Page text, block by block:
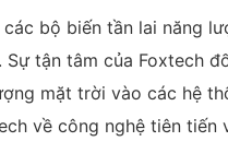
bộ biến tần lai năng
tận tâm của Foxtech
mặt trời vào các hệ
về công nghệ tiên